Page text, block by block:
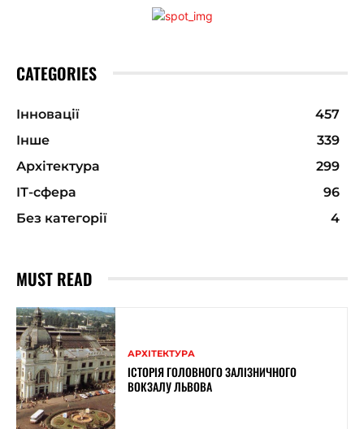
CATEGORIES
Інновації
457
Інше
339
Архітектура
299
ІТ-сфера
96
Без категорії
4
MUST READ
АРХІТЕКТУРА
ІСТОРІЯ ГОЛОВНОГО ЗАЛІЗНИЧНОГО
ВОКЗАЛУ ЛЬВОВА